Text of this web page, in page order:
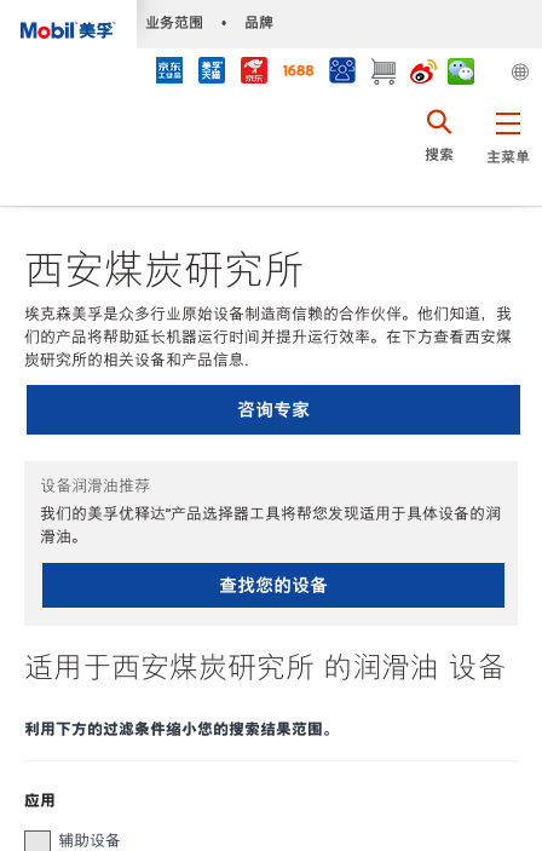
业务范围 • 品牌
主菜单
搜索
西安煤炭研究所
埃克森美孚是众多行业原始设备制造商信赖的合作伙伴。他们知道，我
们的产品将帮助延长机器运行时间并提升运行效率。在下方查看西安煤
炭研究所的相关设备和产品信息.
咨询专家
设备润滑油推荐
我们的美孚优释达℠产品选择器工具将帮您发现适用于具体设备的润
滑油。
查找您的设备
适用于西安煤炭研究所 的润滑油 设备
利用下方的过滤条件缩小您的搜索结果范围。
应用
辅助设备